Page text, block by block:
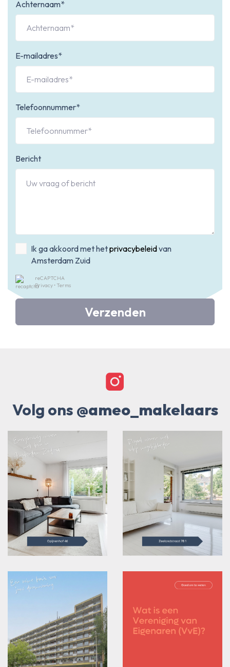
Achternaam*
E-mailadres*
Telefoonnummer*
Bericht
Ik ga akkoord met hetprivacybeleidvan
Amsterdam Zuid
reCAPTCHA
Privacy • Terms
Verzenden
Volg ons @ameo_makelaars